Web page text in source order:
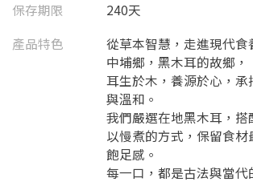
保存期限
240天
產品特色
從草本智慧，走進現代食
中埔鄉，黑木耳的故鄉，
耳生於木，養源於心，承
與溫和。
我們嚴選在地黑木耳，搭
以慢煮的方式，保留食材
飽足感。
每一口，都是古法與當代